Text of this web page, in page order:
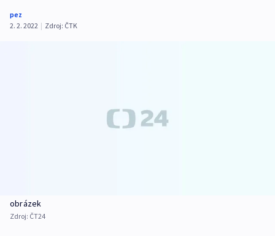
pez
2. 2. 2022 | Zdroj: ČTK
obrázek
Zdroj: ČT24